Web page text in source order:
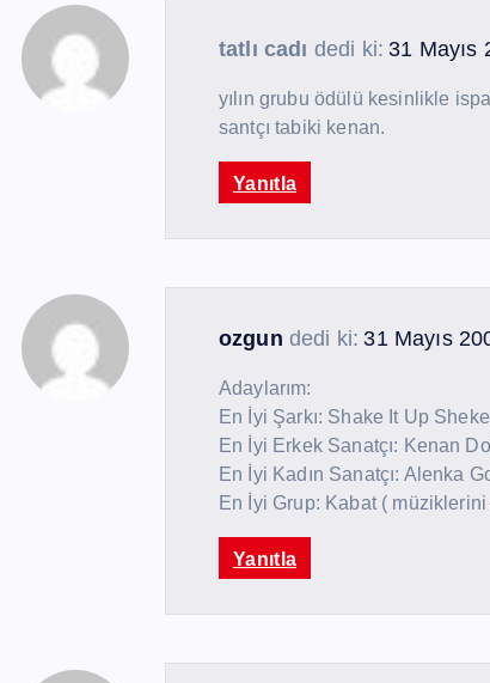
tatlı cadı dedi ki: 31 Mayıs
yılın grubu ödülü kesinlikle
santçı tabiki kenan.
Yanıtla
ozgun dedi ki: 31 Mayıs
Adaylarım:
En İyi Şarkı: Shake It Up
En İyi Erkek Sanatçı: Kenan
En İyi Kadın Sanatçı: Alenka
En İyi Grup: Kabat (
Yanıtla